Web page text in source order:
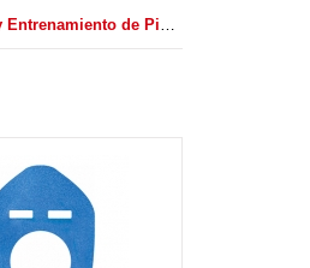
Aprendizaje y Entrenamiento de Piscina